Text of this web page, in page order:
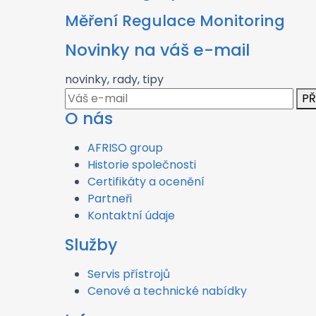
Měření Regulace Monitoring
Novinky na váš e-mail
novinky, rady, tipy
O nás
AFRISO group
Historie společnosti
Certifikáty a ocenění
Partneři
Kontaktní údaje
Služby
Servis přístrojů
Cenové a technické nabídky